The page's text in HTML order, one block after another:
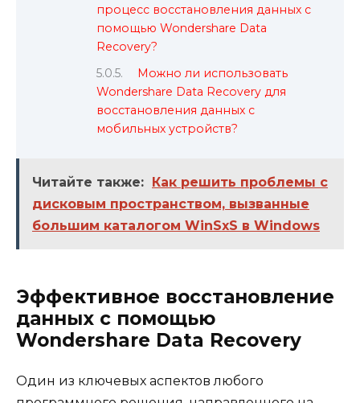
процесс восстановления данных с
помощью Wondershare Data
Recovery?
Можно ли использовать
Wondershare Data Recovery для
восстановления данных с
мобильных устройств?
Читайте также: Как решить проблемы с
дисковым пространством, вызванные
большим каталогом WinSxS в Windows
Эффективное восстановление
данных с помощью
Wondershare Data Recovery
Один из ключевых аспектов любого